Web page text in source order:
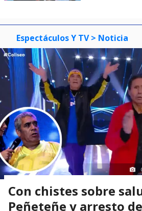
Espectáculos Y TV > Noticia
Con chistes sobre
Peñeteñe y arresto